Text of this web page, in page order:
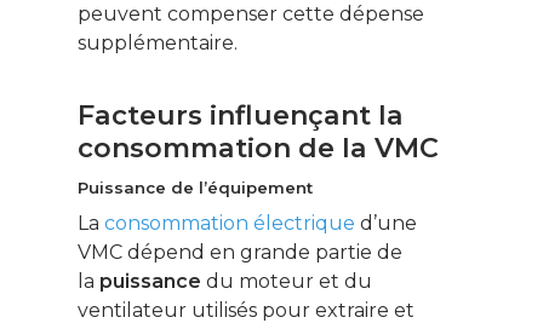
peuvent compenser cette dépense
supplémentaire.
Facteurs influençant la
consommation de la VMC
Puissance de l’équipement
La consommation électrique d’une
VMC dépend en grande partie de
la puissance du moteur et du
ventilateur utilisés pour extraire et